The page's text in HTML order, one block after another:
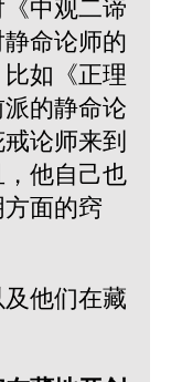
中观二谛
命论师的
如《正理
的静命论
论师来到
他自己也
面的窍
他们在藏